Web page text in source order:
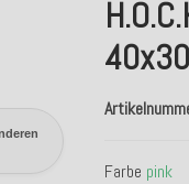
Farbe pink